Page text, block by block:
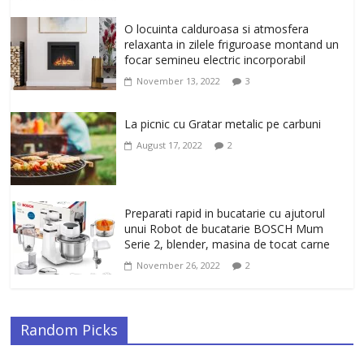
Un ten regenerat, fara riduri. Crema
antirid Ivatherm pentru o piele neteda si
elastica.
February 6, 2026 0
O locuinta calduroasa si atmosfera
relaxanta in zilele friguroase montand un
focar semineu electric incorporabil
November 13, 2022 3
La picnic cu Gratar metalic pe carbuni
August 17, 2022 2
Preparati rapid in bucatarie cu ajutorul
unui Robot de bucatarie BOSCH Mum
Serie 2, blender, masina de tocat carne
November 26, 2022 2
Random Picks